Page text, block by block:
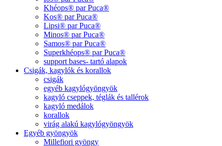
Khéops® par Puca®
Kos® par Puca®
Lipsi® par Puca®
Minos® par Puca®
Samos® par Puca®
Superkhéops® par Puca®
support bases- tartó alapok
Csigák, kagylók és korallok
csigák
egyéb kagylógyöngyök
kagyló cseppek, téglák és tallérok
kagyló medálok
korallok
virág alakú kagylógyöngyök
Egyéb gyöngyök
Millefiori gyöngy